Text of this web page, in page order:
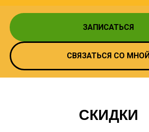
ЗАПИСАТЬСЯ
СВЯЗАТЬСЯ СО МНОЙ
СКИДКИ